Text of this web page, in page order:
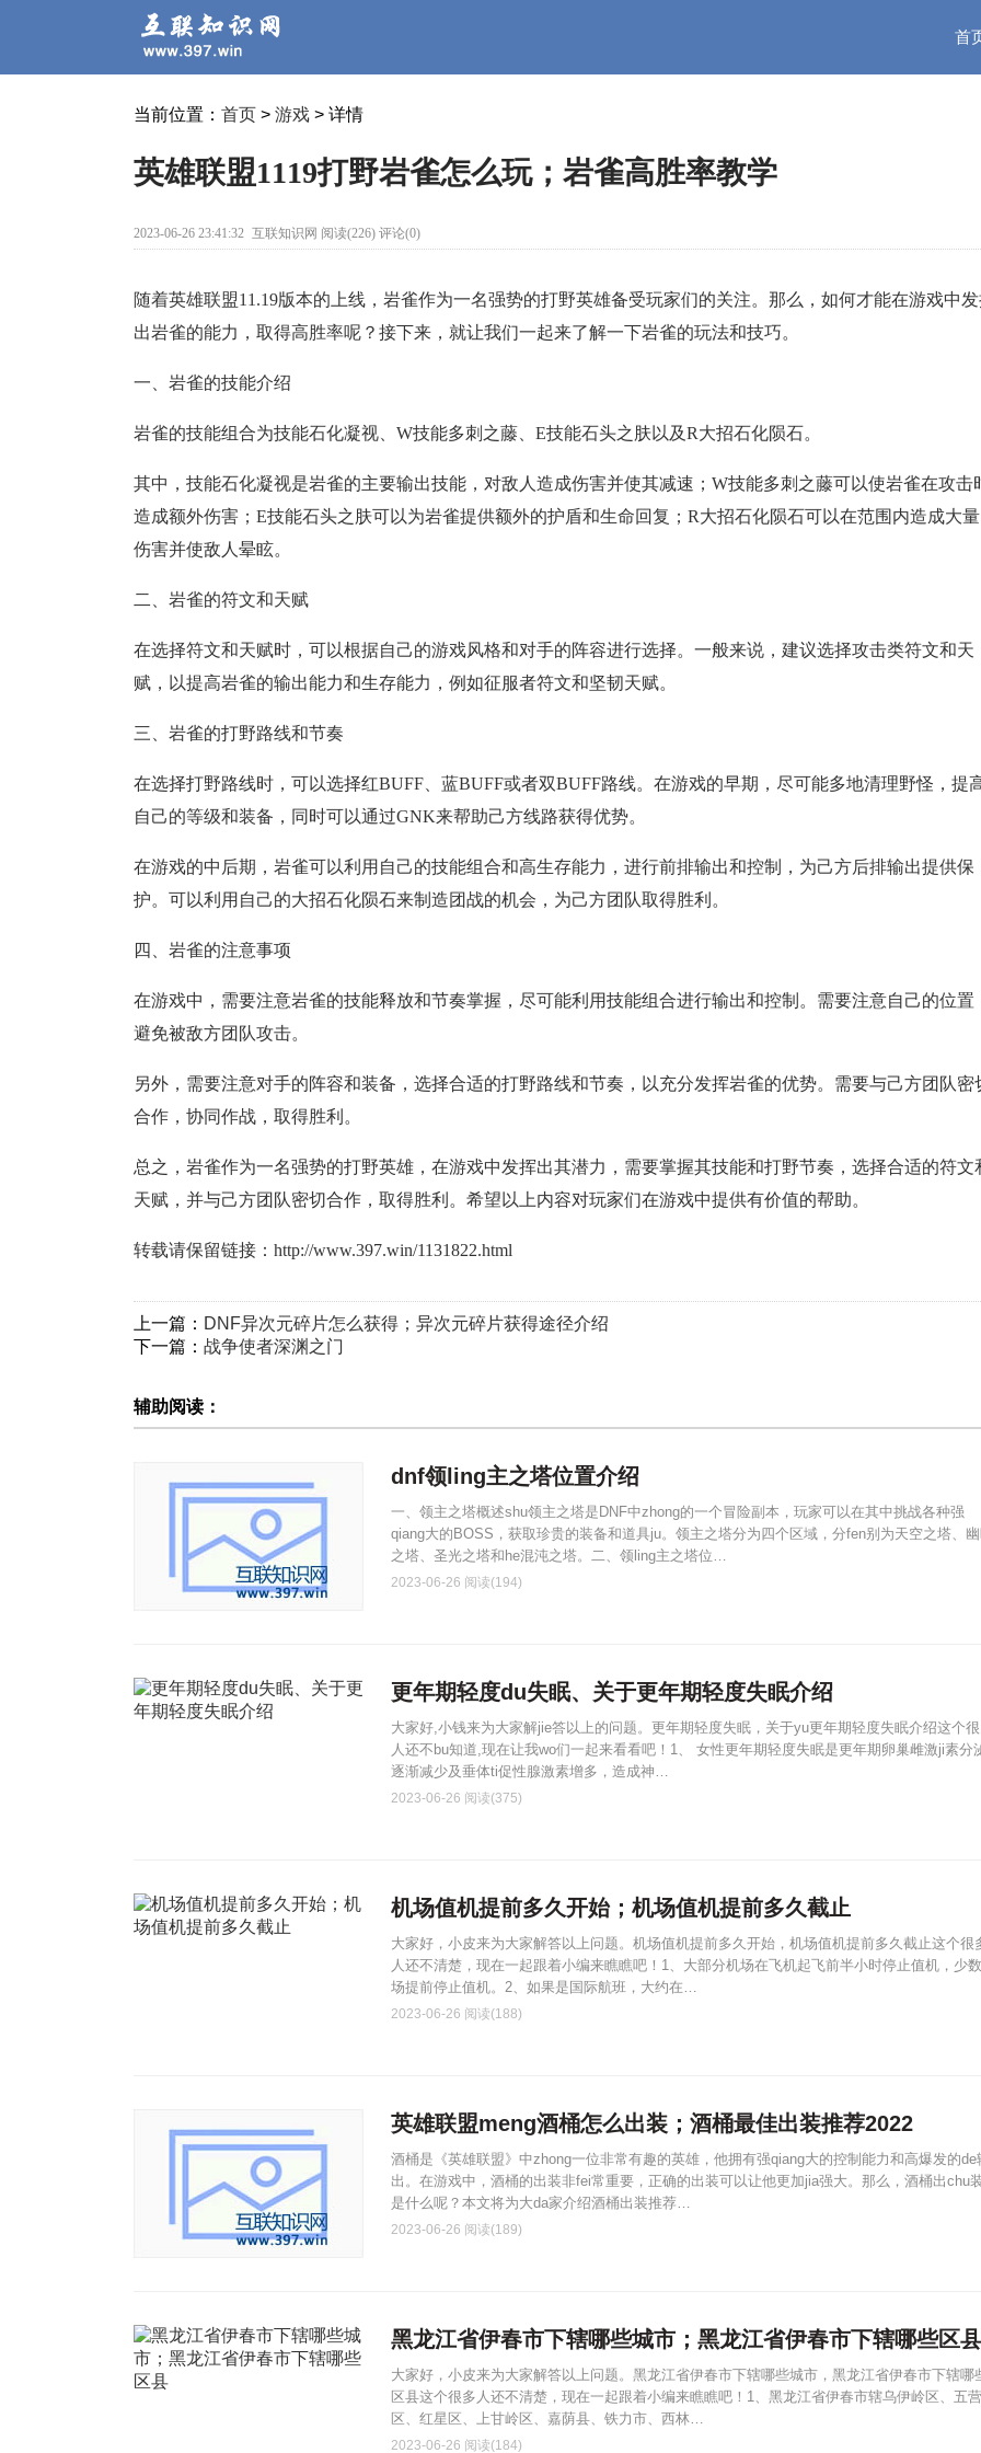
首
当前位置： 首页 > 游戏 > 详情
英雄联盟1119打野岩雀怎么玩；岩雀高胜率教学
2023-06-26 23:41:32 互联知识网 阅读(226) 评论(0)
随着英雄联盟11.19版本的上线，岩雀作为一名强势的打野英雄备受玩家们的关注。那么，如何才能在游戏中
出岩雀的能力，取得高胜率呢？接下来，就让我们一起来了解一下岩雀的玩法和技巧。
一、岩雀的技能介绍
岩雀的技能组合为技能石化凝视、W技能多刺之藤、E技能石头之肤以及R大招石化陨石。
其中，技能石化凝视是岩雀的主要输出技能，对敌人造成伤害并使其减速；W技能多刺之藤可以使岩雀在攻击
造成额外伤害；E技能石头之肤可以为岩雀提供额外的护盾和生命回复；R大招石化陨石可以在范围内造成大量
伤害并使敌人晕眩。
二、岩雀的符文和天赋
在选择符文和天赋时，可以根据自己的游戏风格和对手的阵容进行选择。一般来说，建议选择攻击类符文和天
赋，以提高岩雀的输出能力和生存能力，例如征服者符文和坚韧天赋。
三、岩雀的打野路线和节奏
在选择打野路线时，可以选择红BUFF、蓝BUFF或者双BUFF路线。在游戏的早期，尽可能多地清理野怪，提
自己的等级和装备，同时可以通过GNK来帮助己方线路获得优势。
在游戏的中后期，岩雀可以利用自己的技能组合和高生存能力，进行前排输出和控制，为己方后排输出提供保
护。可以利用自己的大招石化陨石来制造团战的机会，为己方团队取得胜利。
四、岩雀的注意事项
在游戏中，需要注意岩雀的技能释放和节奏掌握，尽可能利用技能组合进行输出和控制。需要注意自己的位置
避免被敌方团队攻击。
另外，需要注意对手的阵容和装备，选择合适的打野路线和节奏，以充分发挥岩雀的优势。需要与己方团队密
合作，协同作战，取得胜利。
总之，岩雀作为一名强势的打野英雄，在游戏中发挥出其潜力，需要掌握其技能和打野节奏，选择合适的符文
天赋，并与己方团队密切合作，取得胜利。希望以上内容对玩家们在游戏中提供有价值的帮助。
转载请保留链接： http://www.397.win/1131822.html
上一篇： DNF异次元碎片怎么获得；异次元碎片获得途径介绍
下一篇： 战争使者深渊之门
辅助阅读：
dnf领ling主之塔位置介绍
一、领主之塔概述shu领主之塔是DNF中zhong的一个冒险副本，玩家可以在其中挑战各种强
qiang大的BOSS，获取珍贵的装备和道具ju。领主之塔分为四个区域，分fen别为天空之塔、
之塔、圣光之塔和he混沌之塔。二、领ling主之塔位…
2023-06-26 阅读(194)
更年期轻度du失眠、关于更年期轻度失眠介绍
大家好,小钱来为大家解jie答以上的问题。更年期轻度失眠，关于yu更年期轻度失眠介绍这个
人还不bu知道,现在让我wo们一起来看看吧！1、 女性更年期轻度失眠是更年期卵巢雌激ji素分
逐渐减少及垂体ti促性腺激素增多，造成神…
2023-06-26 阅读(375)
机场值机提前多久开始；机场值机提前多久截止
大家好，小皮来为大家解答以上问题。机场值机提前多久开始，机场值机提前多久截止这个很
人还不清楚，现在一起跟着小编来瞧瞧吧！1、大部分机场在飞机起飞前半小时停止值机，少
场提前停止值机。2、如果是国际航班，大约在…
2023-06-26 阅读(188)
英雄联盟meng酒桶怎么出装；酒桶最佳出装推荐2022
酒桶是《英雄联盟》中zhong一位非常有趣的英雄，他拥有强qiang大的控制能力和高爆发的de
出。在游戏中，酒桶的出装非fei常重要，正确的出装可以让他更加jia强大。那么，酒桶出chu
是什么呢？本文将为大da家介绍酒桶出装推荐…
2023-06-26 阅读(189)
黑龙江省伊春市下辖哪些城市；黑龙江省伊春市下辖哪些区县
大家好，小皮来为大家解答以上问题。黑龙江省伊春市下辖哪些城市，黑龙江省伊春市下辖哪
区县这个很多人还不清楚，现在一起跟着小编来瞧瞧吧！1、黑龙江省伊春市辖乌伊岭区、五营
区、红星区、上甘岭区、嘉荫县、铁力市、西林…
2023-06-26 阅读(184)